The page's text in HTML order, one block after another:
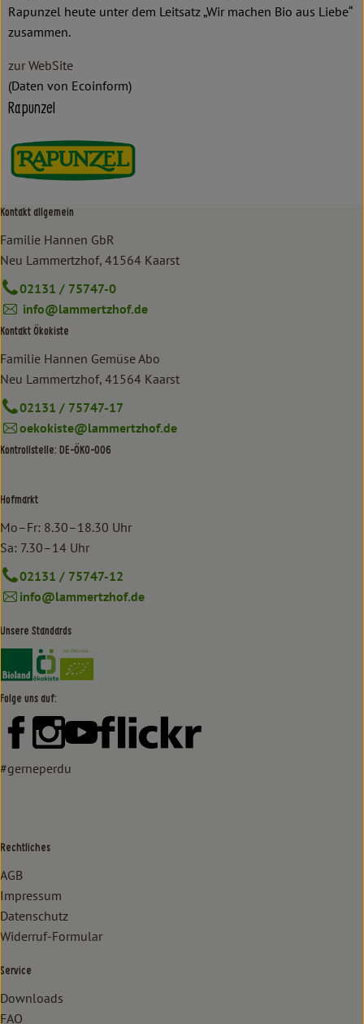
Rapunzel heute unter dem Leitsatz „Wir machen Bio aus Liebe“
zusammen.
zur WebSite
(Daten von Ecoinform)
Rapunzel
Kontakt allgemein
Familie Hannen GbR
Neu Lammertzhof, 41564 Kaarst
02131 / 75747-0
info@lammertzhof.de
Kontakt Ökokiste
Familie Hannen Gemüse Abo
Neu Lammertzhof, 41564 Kaarst
02131 / 75747-17
oekokiste@lammertzhof.de
Kontrollstelle: DE-ÖKO-006
Hofmarkt
Mo–Fr: 8.30–18.30 Uhr
Sa: 7.30–14 Uhr
02131 / 75747-12
info@lammertzhof.de
Unsere Standards
Externer Link zu https://www.bioland.de/verbraucher
Externer Link zu https://www.oekokiste.de/
Folge uns auf:
Externer Link zu https://www.facebook.com/lammertzhof/
Externer Link zu https://www.instagram.com/
Externer Link zu https://www.youtube.com/
Externer Link zu https://
#gerneperdu
Rechtliches
AGB
Impressum
Datenschutz
Widerruf-Formular
Service
Downloads
FAQ